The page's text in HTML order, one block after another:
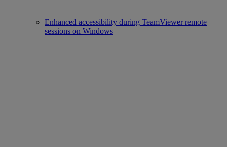
Enhanced accessibility during TeamViewer remote
sessions on Windows